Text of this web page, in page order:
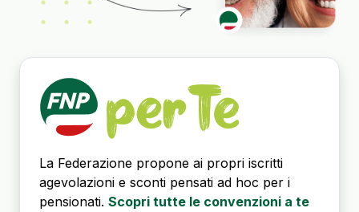
La Federazione propone ai propri iscritti
agevolazioni e sconti pensati ad hoc per i
pensionati. Scopri tutte le convenzioni a te